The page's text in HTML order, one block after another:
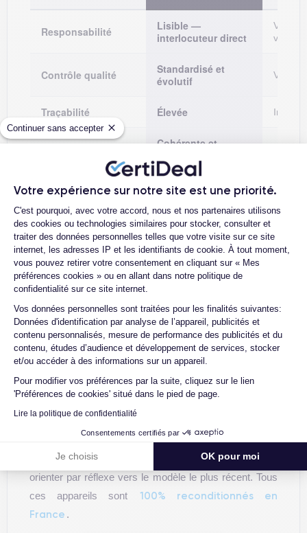
Continuer sans accepter
Votre expérience sur notre site est une priorité.
Plateforme de Gestion du
C'est pourquoi, avec votre accord, nous et nos partenaires utilisons
des cookies ou technologies similaires pour stocker, consulter et
traiter des données personnelles telles que votre visite sur ce site
internet, les adresses IP et les identifiants de cookie. À tout moment,
vous pouvez retirer votre consentement en cliquant sur « Mes
préférences cookies » ou en allant dans notre politique de
confidentialité sur ce site internet.
Vos données personnelles sont traitées pour les finalités suivantes:
Données d'identification par analyse de l’appareil, publicités et
contenu personnalisés, mesure de performance des publicités et du
contenu, études d’audience et développement de services, stocker
et/ou accéder à des informations sur un appareil.
Pour modifier vos préférences par la suite, cliquez sur le lien
'Préférences de cookies' situé dans le pied de page.
Lire la politique de confidentialité
Consentements certifiés par
Je choisis OK pour moi
Axeptio consent
Responsabilité
Lisible —
interlocuteur direct
Contrôle qualité
Standardisé et
évolutif
Traçabilité Élevée Inégale
Cohérente et
Confiance
Fondée sur un
modèle structuré
Tableau comparatif indicatif, fondé sur les logiques de marché ;
non exhaustif.
Notre sélection d'iPhones et
MacBooks reconditionnés en
France
Retrouvez ci-dessous nos gammes les plus
demandées de smartphones et MacBooks
reconditionnés. Pour choisir, notre conseil est simple :
définissez ce qui compte réellement pour vous,
performances, autonomie, budget, plutôt que de vous
orienter par réflexe vers le modèle le plus récent. Tous
ces appareils sont
100% reconditionnés en
France .